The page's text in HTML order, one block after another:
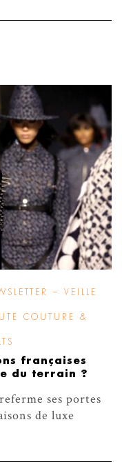
– VEILLE
COUTURE &
françaises
du terrain ?
ses portes
de luxe